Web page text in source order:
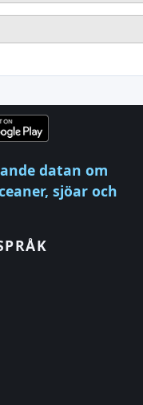
datan om
sjöar och